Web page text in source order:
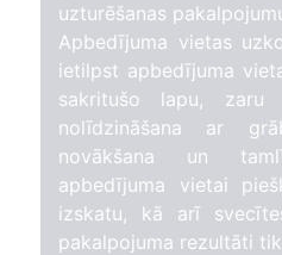
uzturēšanas
Apbedījuma vietas
ietilpst apbedījuma
sakritušo lapu, zaru
nolīdzināšana ar
novākšana un
apbedījuma vietai
izskatu, kā arī
pakalpojuma rezultāti